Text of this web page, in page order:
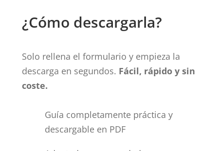
¿Cómo descargarla?
Solo rellena el formulario y empieza la
descarga en segundos. Fácil, rápido y sin
coste.
Guía completamente práctica y
descargable en PDF